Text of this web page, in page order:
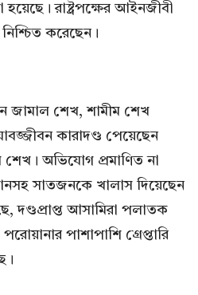
রাষ্ট্রপক্ষের আইনজীবী
নিশ্চিত করেছেন।
জামাল শেখ, শামীম শেখ
কারাদণ্ড পেয়েছেন
শেখ। অভিযোগ প্রমাণিত না
সাতজনকে খালাস দিয়েছেন
দণ্ডপ্রাপ্ত আসামিরা পলাতক
পাশাপাশি গ্রেপ্তারি